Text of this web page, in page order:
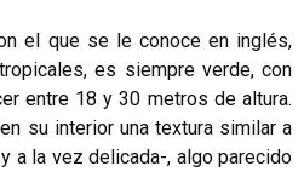
el que se le conoce en inglés,
es siempre verde, con
entre 18 y 30 metros de altura.
su interior una textura similar a
a la vez delicada-, algo parecido